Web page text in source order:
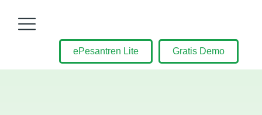
ePesantren Lite Gratis Demo